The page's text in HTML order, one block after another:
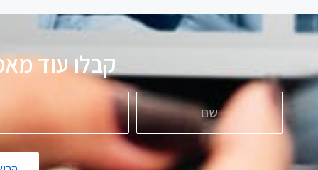
קבלו עוד